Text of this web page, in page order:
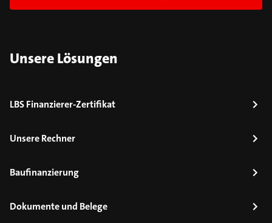
Unsere Lösungen
LBS Finanzierer-Zertifikat
Unsere Rechner
Baufinanzierung
Dokumente und Belege